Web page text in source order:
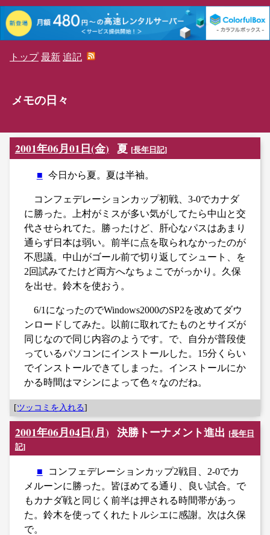
トップ 最新 追記
メモの日々
2001年06月01日(金) 夏 [長年日記]
■ 今日から夏。夏は半袖。
コンフェデレーションカップ初戦、3-0でカナダ
に勝った。上村がミスが多い気がしてたら中山と交
代させられてた。勝ったけど、肝心なパスはあまり
通らず日本は弱い。前半に点を取られなかったのが
不思議。中山がゴール前で切り返してシュート、を
2回試みてたけど両方へなちょこでがっかり。久保
を出せ。鈴木を使おう。
6/1になったのでWindows2000のSP2を改めてダウ
ンロードしてみた。以前に取れてたものとサイズが
同じなので同じ内容のようです。で、自分が普段使
っているパソコンにインストールした。15分くらい
でインストールできてしまった。インストールにか
かる時間はマシンによって色々なのだね。
[ツッコミを入れる]
2001年06月04日(月) 決勝トーナメント進出 [長年日
記]
■
コンフェデレーションカップ2戦目、2-0でカ
メルーンに勝った。皆ほめてる通り、良い試合。で
もカナダ戦と同じく前半は押される時間帯があっ
た。鈴木を使ってくれたトルシエに感謝。次は久保
で。